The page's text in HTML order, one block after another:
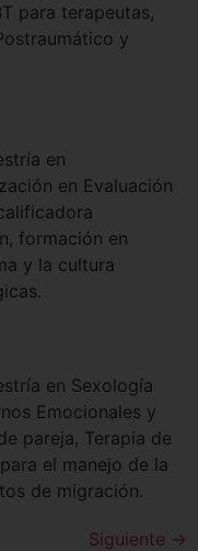
para terapeutas,
y
en
en Evaluación
formación en
y la cultura
en Sexología
Emocionales y
pareja, Terapia de
el manejo de la
de migración.
Siguiente →